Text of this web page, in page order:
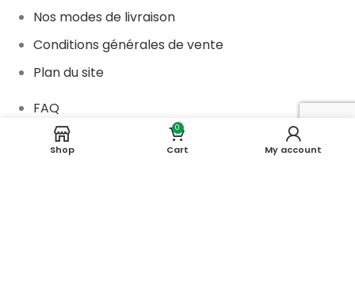
Nos modes de livraison
Conditions générales de vente
Plan du site
FAQ
Commande d’échantillons
Shop
0
Cart My account